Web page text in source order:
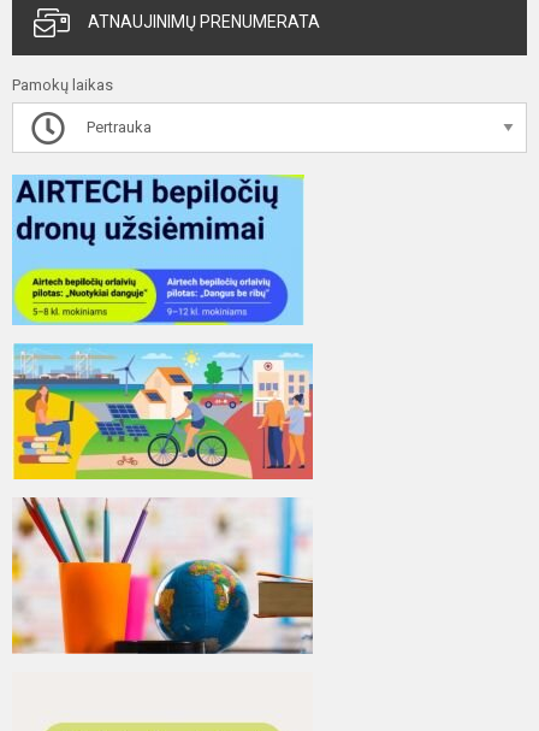
ATNAUJINIMŲ PRENUMERATA
Pamokų laikas
Pertrauka